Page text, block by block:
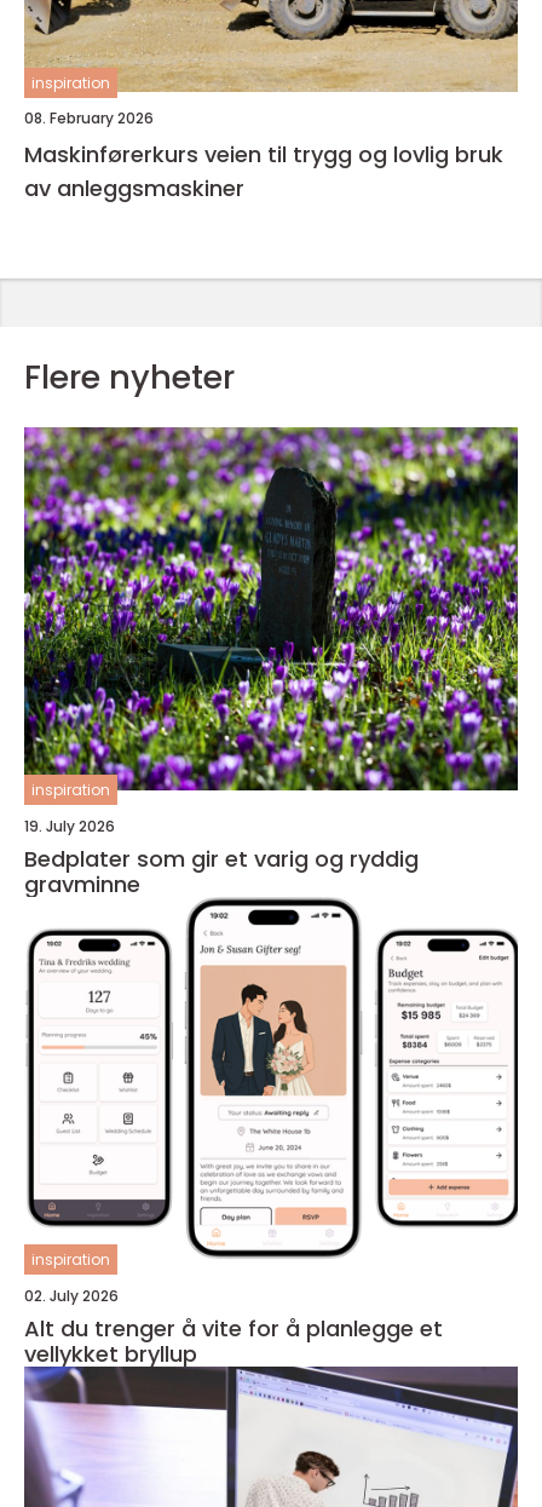
inspiration
08. February 2026
Maskinførerkurs veien til trygg og lovlig bruk
av anleggsmaskiner
Flere nyheter
inspiration
19. July 2026
Bedplater som gir et varig og ryddig
gravminne
inspiration
02. July 2026
Alt du trenger å vite for å planlegge et
vellykket bryllup